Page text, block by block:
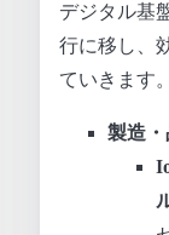
デジタル基
行に移し、
ていきます。
製造